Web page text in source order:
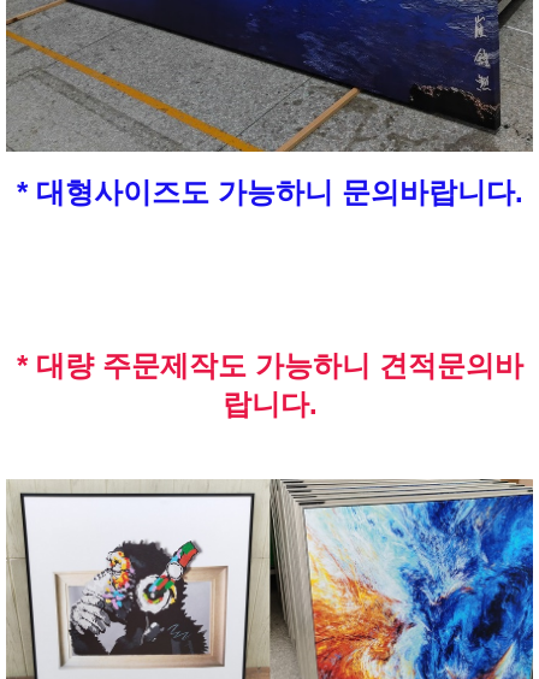
* 대형사이즈도 가능하니 문의바랍니다.
* 대량 주문제작도 가능하니 견적문의바
랍니다.